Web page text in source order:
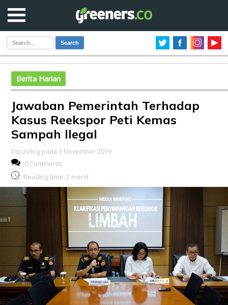
Search
Berita Harian
Jawaban Pemerintah Terhadap
Kasus Reekspor Peti Kemas
Sampah llegal
Diposting pada 3 November 2019
0 Comments
Reading time: 2 menit